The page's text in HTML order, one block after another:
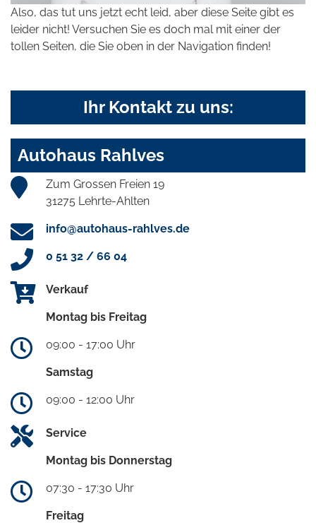
Also, das tut uns jetzt echt leid, aber diese Seite gibt es
leider nicht! Versuchen Sie es doch mal mit einer der
tollen Seiten, die Sie oben in der Navigation finden!
Ihr Kontakt zu uns:
Autohaus Rahlves
Zum Grossen Freien 19
31275 Lehrte-Ahlten
info@autohaus-rahlves.de
0 51 32 / 66 04
Verkauf
Montag bis Freitag
09:00 - 17:00 Uhr
Samstag
09:00 - 12:00 Uhr
Service
Montag bis Donnerstag
07:30 - 17:30 Uhr
Freitag